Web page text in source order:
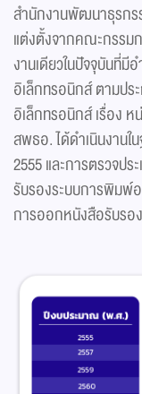
สำนักงานพัฒนาธุรกร
แต่งตั้งจากคณะกรรม
งานเดียวในปัจจุบันที่
อิเล็กทรอนิกส์ ตามป
อิเล็กทรอนิกส์ เรื่อง
สพธอ. ได้ดำเนินงาน
2555 และการตรวจป
รับรองระบบการพิมพ์
การออกหนังสือรับร